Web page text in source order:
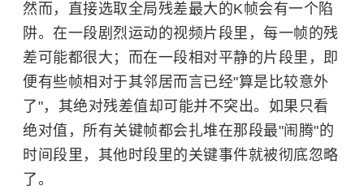
然而，直接选取全局残差最大的K帧会有一个陷
阱。在一段剧烈运动的视频片段里，每一帧的残
差可能都很大；而在一段相对平静的片段里，即
便有些帧相对于其邻居而言已经"算是比较意外
了"，其绝对残差值却可能并不突出。如果只看
绝对值，所有关键帧都会扎堆在那段最"闹腾"的
时间段里，其他时段里的关键事件就被彻底忽略
了。